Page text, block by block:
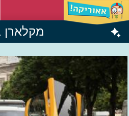
מקלארן P1